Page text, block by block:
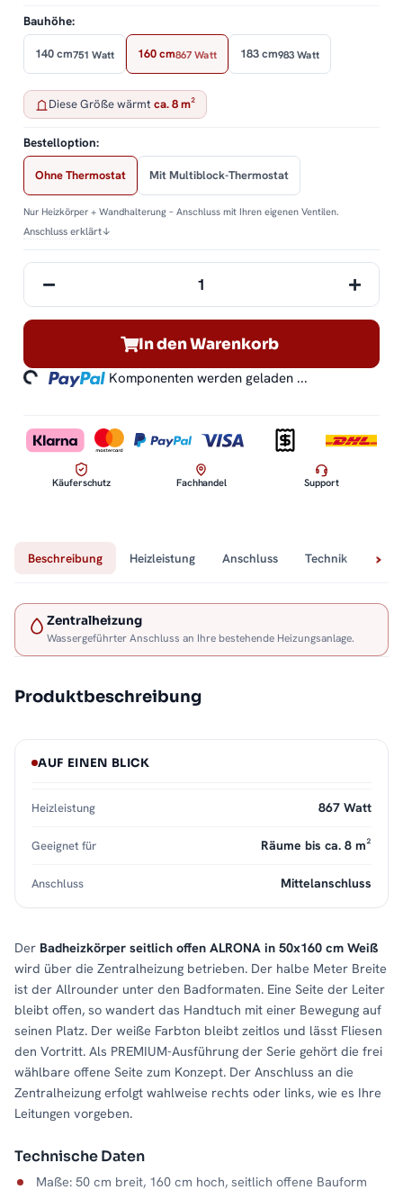
Bauhöhe:
140 cm751 Watt 160 cm867 Watt 183 cm983 Watt
Diese Größe wärmt ca. 8 m²
Bestelloption:
Ohne Thermostat Mit Multiblock-Thermostat
Nur Heizkörper + Wandhalterung – Anschluss mit Ihren eigenen Ventilen.
Anschluss erklärt↓
In den Warenkorb
Komponenten werden geladen ...
Käuferschutz Fachhandel Support
Beschreibung Heizleistung Anschluss Technik
Zentralheizung
Wassergeführter Anschluss an Ihre bestehende Heizungsanlage.
Produktbeschreibung
Der Badheizkörper seitlich offen ALRONA in 50x160 cm Weiß
wird über die Zentralheizung betrieben. Der halbe Meter Breite
ist der Allrounder unter den Badformaten. Eine Seite der Leiter
bleibt offen, so wandert das Handtuch mit einer Bewegung auf
seinen Platz. Der weiße Farbton bleibt zeitlos und lässt Fliesen
den Vortritt. Als PREMIUM-Ausführung der Serie gehört die frei
wählbare offene Seite zum Konzept. Der Anschluss an die
Zentralheizung erfolgt wahlweise rechts oder links, wie es Ihre
Leitungen vorgeben.
Technische Daten
Maße: 50 cm breit, 160 cm hoch, seitlich offene Bauform
AUF EINEN BLICK
Heizleistung 867 Watt
Geeignet für Räume bis ca. 8 m²
Anschluss Mittelanschluss